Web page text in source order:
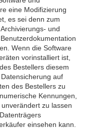
eine Modifizierung
es sei denn zum
und
Wenn die Software
vorinstalliert ist,
Bestellers diesem
auf
des Bestellers zu
Kennungen,
zu lassen
einsehen kann.